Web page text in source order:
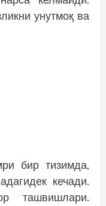
унутмоқ ва
бир тизимда,
кечади.
ташвишлари.